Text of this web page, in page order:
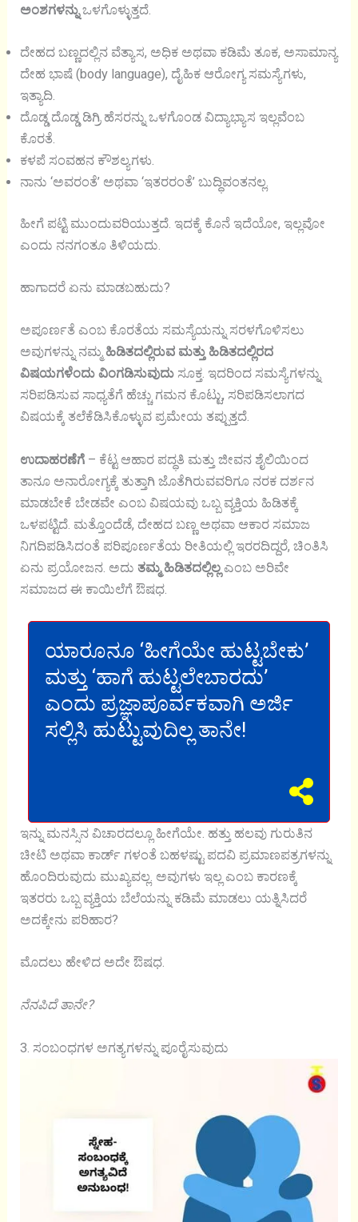
ಅಂಶಗಳನ್ನುಒಳಗೊಳ್ಳುತ್ತದೆ.
ದೇಹದ ಬಣ್ಣದಲ್ಲಿನ ವೆತ್ಯಾಸ, ಅಧಿಕ ಅಥವಾ ಕಡಿಮೆ ತೂಕ, ಅಸಾಮಾನ್ಯ
ದೇಹ ಭಾಷೆ (body language), ದೈಹಿಕ ಆರೋಗ್ಯ ಸಮಸ್ಯೆಗಳು,
ಇತ್ಯಾದಿ.
ದೊಡ್ಡ ದೊಡ್ಡ ಡಿಗ್ರಿ ಹೆಸರನ್ನು ಒಳಗೊಂಡ ವಿದ್ಯಾಭ್ಯಾಸ ಇಲ್ಲವೆಂಬ
ಕೊರತೆ.
ಕಳಪೆ ಸಂವಹನ ಕೌಶಲ್ಯಗಳು.
ನಾನು ‘ಅವರಂತೆ’ ಅಥವಾ ‘ಇತರರಂತೆ’ ಬುದ್ಧಿವಂತನಲ್ಲ.
ಹೀಗೆ ಪಟ್ಟಿ ಮುಂದುವರಿಯುತ್ತದೆ. ಇದಕ್ಕೆ ಕೊನೆ ಇದೆಯೋ, ಇಲ್ಲವೋ
ಎಂದು ನನಗಂತೂ ತಿಳಿಯದು.
ಹಾಗಾದರೆ ಏನು ಮಾಡಬಹುದು?
ಅಪೂರ್ಣತೆ ಎಂಬ ಕೊರತೆಯ ಸಮಸ್ಯೆಯನ್ನು ಸರಳಗೊಳಿಸಲು
ಅವುಗಳನ್ನು ನಮ್ಮಹಿಡಿತದಲ್ಲಿರುವ ಮತ್ತು ಹಿಡಿತದಲ್ಲಿರದ
ವಿಷಯಗಳೆಂದು ವಿಂಗಡಿಸುವುದು ಸೂಕ್ತ. ಇದರಿಂದ ಸಮಸ್ಯೆಗಳನ್ನು
ಸರಿಪಡಿಸುವ ಸಾಧ್ಯತೆಗೆ ಹೆಚ್ಚು ಗಮನ ಕೊಟ್ಟು, ಸರಿಪಡಿಸಲಾಗದ
ವಿಷಯಕ್ಕೆ ತಲೆಕೆಡಿಸಿಕೊಳ್ಳುವ ಪ್ರಮೇಯ ತಪ್ಪುತ್ತದೆ.
ಉದಾಹರಣೆಗೆ – ಕೆಟ್ಟ ಆಹಾರ ಪದ್ಧತಿ ಮತ್ತು ಜೀವನ ಶೈಲಿಯಿಂದ
ತಾನೂ ಅನಾರೋಗ್ಯಕ್ಕೆ ತುತ್ತಾಗಿ ಜೊತೆಗಿರುವವರಿಗೂ ನರಕ ದರ್ಶನ
ಮಾಡಬೇಕೆ ಬೇಡವೇ ಎಂಬ ವಿಷಯವು ಒಬ್ಬ ವ್ಯಕ್ತಿಯ ಹಿಡಿತಕ್ಕೆ
ಒಳಪಟ್ಟಿದೆ. ಮತ್ತೊಂದೆಡೆ, ದೇಹದ ಬಣ್ಣ ಅಥವಾ ಆಕಾರ ಸಮಾಜ
ನಿಗದಿಪಡಿಸಿದಂತೆ ಪರಿಪೂರ್ಣತೆಯ ರೀತಿಯಲ್ಲಿ ಇರರದಿದ್ದರೆ, ಚಿಂತಿಸಿ
ಏನು ಪ್ರಯೋಜನ. ಅದು ತಮ್ಮ ಹಿಡಿತದಲ್ಲಿಲ್ಲ ಎಂಬ ಅರಿವೇ
ಸಮಾಜದ ಈ ಕಾಯಿಲೆಗೆ ಔಷಧ.
ಯಾರೂನೂ ‘ಹೀಗೆಯೇ ಹುಟ್ಟಬೇಕು’
ಮತ್ತು ‘ಹಾಗೆ ಹುಟ್ಟಲೇಬಾರದು’
ಎಂದು ಪ್ರಜ್ಞಾಪೂರ್ವಕವಾಗಿ ಅರ್ಜಿ
ಸಲ್ಲಿಸಿ ಹುಟ್ಟುವುದಿಲ್ಲ ತಾನೇ!
ಇನ್ನು ಮನಸ್ಸಿನ ವಿಚಾರದಲ್ಲೂ ಹೀಗೆಯೇ. ಹತ್ತು ಹಲವು ಗುರುತಿನ
ಚೀಟಿ ಅಥವಾ ಕಾರ್ಡ್ ಗಳಂತೆ ಬಹಳಷ್ಟು ಪದವಿ ಪ್ರಮಾಣಪತ್ರಗಳನ್ನು
ಹೊಂದಿರುವುದು ಮುಖ್ಯವಲ್ಲ. ಅವುಗಳು ಇಲ್ಲ ಎಂಬ ಕಾರಣಕ್ಕೆ
ಇತರರು ಒಬ್ಬ ವ್ಯಕ್ತಿಯ ಬೆಲೆಯನ್ನು ಕಡಿಮೆ ಮಾಡಲು ಯತ್ನಿಸಿದರೆ
ಅದಕ್ಕೇನು ಪರಿಹಾರ?
ಮೊದಲು ಹೇಳಿದ ಅದೇ ಔಷಧ.
ನೆನಪಿದೆ ತಾನೇ?
3. ಸಂಬಂಧಗಳ ಅಗತ್ಯಗಳನ್ನು ಪೂರೈಸುವುದು